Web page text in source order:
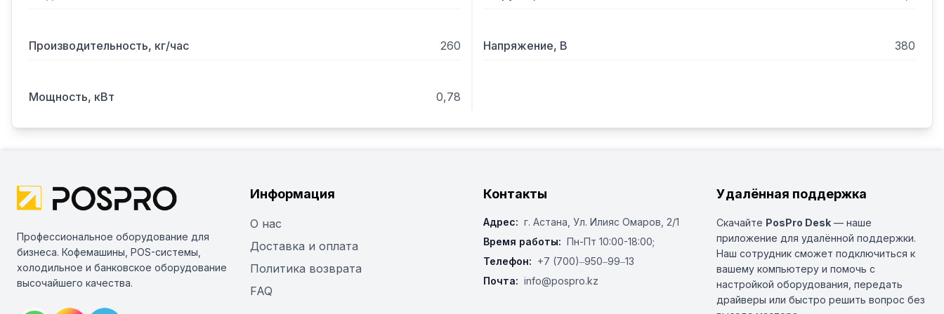
Производительность, кг/час 260 Напряжение, В 380
Мощность, кВт 0,78
Профессиональное оборудование для
бизнеса. Кофемашины, POS-системы,
холодильное и банковское оборудование
высочайшего качества.
Информация
О нас
Доставка и оплата
Политика возврата
FAQ
Контакты
Адрес: г. Астана, ​Ул. Илияс Омаров, 2/1
Время работы: Пн-Пт 10:00-18:00;
Телефон: +7 (700)‒950‒99‒13
Почта: info@pospro.kz
Удалённая поддержка
Скачайте PosPro Desk — наше
приложение для удалённой поддержки.
Наш сотрудник сможет подключиться к
вашему компьютеру и помочь с
настройкой оборудования, передать
драйверы или быстро решить вопрос без